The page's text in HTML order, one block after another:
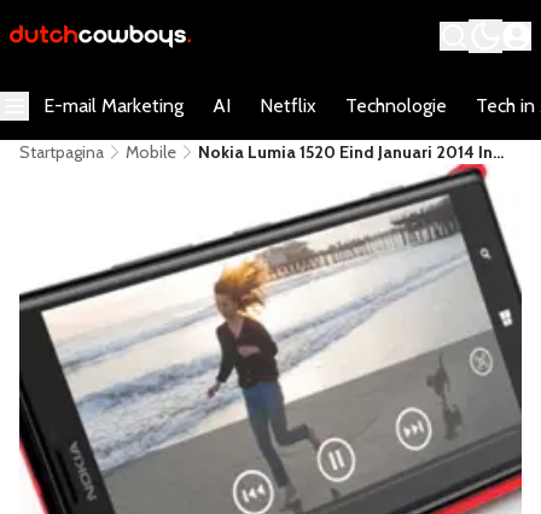
E-mail Marketing AI Netflix Technologie Tech in
Startpagina Mobile
Nokia Lumia 1520 Eind Januari 2014 In